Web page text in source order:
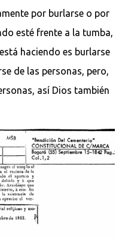
por burlarse o por
esté frente a la tumba,
haciendo es burlarse
de las personas, pero,
así Dios también